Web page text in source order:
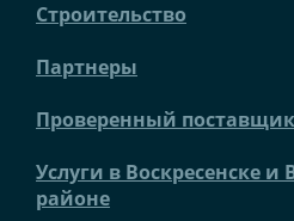
Строительство
Партнеры
Проверенный
Услуги в Воскресенске и
районе